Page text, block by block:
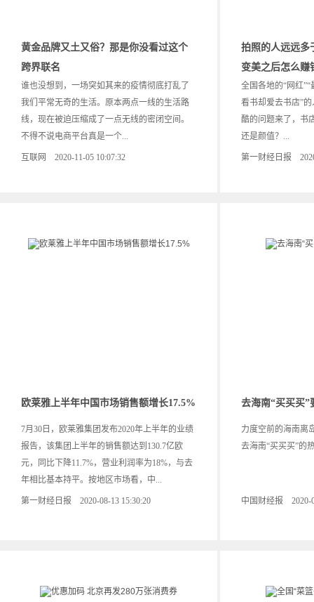
黄金品牌又土又俗？那是你没看过这个
跨界联名
谁也没想到，一场突如其来的疫情彻底打乱了
我们平常无奇的生活。原本两点一线的生活路
线，现在被迫压缩成了一点无线的密闭空间。
不得不说电商平台真是一个...
互联网 2020-11-05 10:07:32
拍照的人远远多
变美之后怎么赚
全国各地的“网红
看书却爱去书店”
酷的问题来了，书
还是颜值？...
第一财经日报
欧莱雅上半年中国市场销售额增长17.5%
7月30日，欧莱雅集团发布2020年上半年的业绩
报告，该集团上半年的销售额达到130.7亿欧
元，同比下降11.7%，营业利润率为18%，与去
年相比基本持平。按地区市场看，中...
第一财经日报 2020-08-13 15:30:20
去海南“买买买”
力度空前的海南离
去海南“买买买”的
中国财经报 2020-